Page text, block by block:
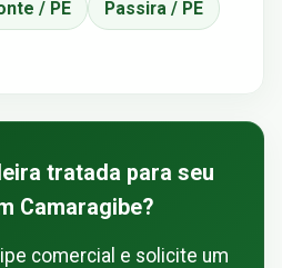
/ PE Passira / PE
tratada para seu
Camaragibe?
comercial e solicite um